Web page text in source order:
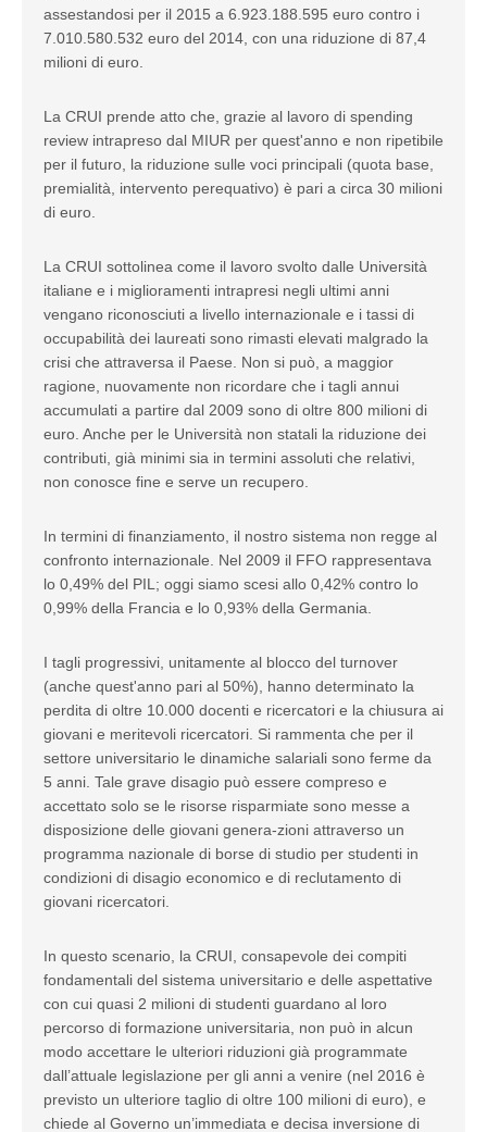
assestandosi per il 2015 a 6.923.188.595 euro contro i
7.010.580.532 euro del 2014, con una riduzione di 87,4
milioni di euro.
La CRUI prende atto che, grazie al lavoro di spending
review intrapreso dal MIUR per quest'anno e non ripetibile
per il futuro, la riduzione sulle voci principali (quota base,
premialità, intervento perequativo) è pari a circa 30 milioni
di euro.
La CRUI sottolinea come il lavoro svolto dalle Università
italiane e i miglioramenti intrapresi negli ultimi anni
vengano riconosciuti a livello internazionale e i tassi di
occupabilità dei laureati sono rimasti elevati malgrado la
crisi che attraversa il Paese. Non si può, a maggior
ragione, nuovamente non ricordare che i tagli annui
accumulati a partire dal 2009 sono di oltre 800 milioni di
euro. Anche per le Università non statali la riduzione dei
contributi, già minimi sia in termini assoluti che relativi,
non conosce fine e serve un recupero.
In termini di finanziamento, il nostro sistema non regge al
confronto internazionale. Nel 2009 il FFO rappresentava
lo 0,49% del PIL; oggi siamo scesi allo 0,42% contro lo
0,99% della Francia e lo 0,93% della Germania.
I tagli progressivi, unitamente al blocco del turnover
(anche quest'anno pari al 50%), hanno determinato la
perdita di oltre 10.000 docenti e ricercatori e la chiusura ai
giovani e meritevoli ricercatori. Si rammenta che per il
settore universitario le dinamiche salariali sono ferme da
5 anni. Tale grave disagio può essere compreso e
accettato solo se le risorse risparmiate sono messe a
disposizione delle giovani genera-zioni attraverso un
programma nazionale di borse di studio per studenti in
condizioni di disagio economico e di reclutamento di
giovani ricercatori.
In questo scenario, la CRUI, consapevole dei compiti
fondamentali del sistema universitario e delle aspettative
con cui quasi 2 milioni di studenti guardano al loro
percorso di formazione universitaria, non può in alcun
modo accettare le ulteriori riduzioni già programmate
dall’attuale legislazione per gli anni a venire (nel 2016 è
previsto un ulteriore taglio di oltre 100 milioni di euro), e
chiede al Governo un’immediata e decisa inversione di